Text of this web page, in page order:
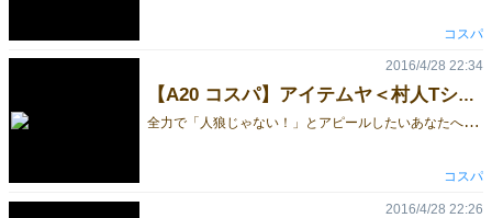
コスパ
【A20 コスパ】アイテムヤ＜村人Tシャツ＞【先行販売】
全
力で「人狼じゃない！」とアピールしたいあなたへ 2016年5月5日「ゲームマーケット2016春」コスパブース（A20）先行販売！ サイズ：S/M/L/XL カラー：WHITE 価 格：2,900円+税 ーーーーーーーーーーーーーーーーーー ▼『ゲームマーケット2016春』出展情報 http://www.cospa.com/event/id/12100 ▼アイテムヤ とは----- RPGへのオマージュを込めたステータスアップアイテムなど、様々な装備を続々入荷中！ http://www.cospa.com/itemya/ (C)COSPA
2016/4/28 22:34
コスパ
2016/4/28 22:26